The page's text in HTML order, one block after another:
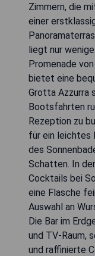
Zimmern, die
einer
liegt nur
Promenade
bietet eine
Grotta Azzurra
Bootsfahrten
Rezeption zu
für ein leichtes
des
Schatten. In
Cocktails bei
eine Flasche
Auswahl an
Die Bar im
und TV-Raum,
und raffinierte